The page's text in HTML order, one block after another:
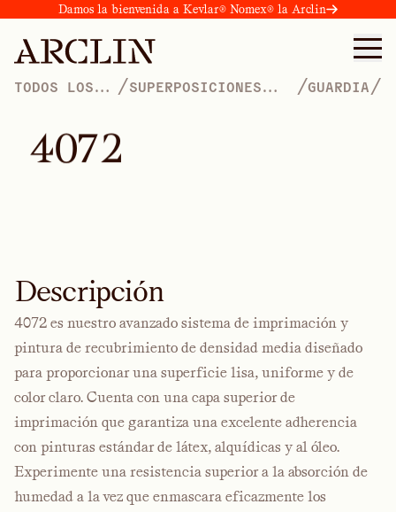
Damos la bienvenida a Kevlar® Nomex® la Arclin
TODOS LOS
/SUPERPOSICIONES
/GUARDIA /
4072
Descripción
4072 es nuestro avanzado sistema de imprimación y
pintura de recubrimiento de densidad media diseñado
para proporcionar una superficie lisa, uniforme y de
color claro. Cuenta con una capa superior de
imprimación que garantiza una excelente adherencia
con pinturas estándar de látex, alquídicas y al óleo.
Experimente una resistencia superior a la absorción de
humedad a la vez que enmascara eficazmente los